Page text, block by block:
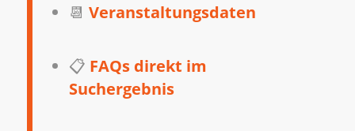
📆Veranstaltungsdaten
📋 FAQs direkt im
Suchergebnis